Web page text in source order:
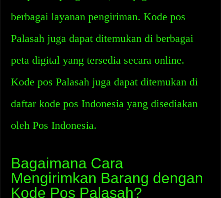
berbagai layanan pengiriman. Kode pos
Palasah juga dapat ditemukan di berbagai
peta digital yang tersedia secara online.
Kode pos Palasah juga dapat ditemukan di
daftar kode pos Indonesia yang disediakan
oleh Pos Indonesia.
Bagaimana Cara
Mengirimkan Barang dengan
Kode Pos Palasah?